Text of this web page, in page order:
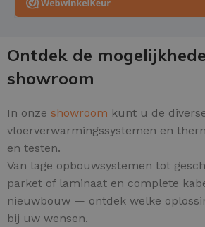
Ontdek de
showroom
In onze showroom kunt u de
vloerverwarmingssystemen en
en testen.
Van lage opbouwsystemen tot
parket of laminaat en complete
nieuwbouw — ontdek welke
bij uw wensen.